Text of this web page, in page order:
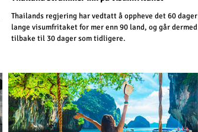
Thailands regjering har vedtatt å oppheve det 60 dager
lange visumfritaket for mer enn 90 land, og går dermed
tilbake til 30 dager som tidligere.